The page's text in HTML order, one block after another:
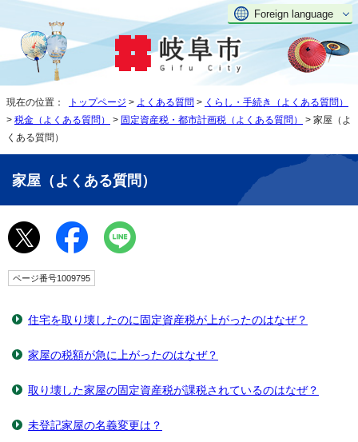
Foreign language
現在の位置： トップページ > よくある質問 > くらし・手続き（よくある質問）
> 税金（よくある質問） > 固定資産税・都市計画税（よくある質問）
> 家屋（よ
くある質問）
家屋（よくある質問）
ページ番号1009795
住宅を取り壊したのに固定資産税が上がったのはなぜ？
家屋の税額が急に上がったのはなぜ？
取り壊した家屋の固定資産税が課税されているのはなぜ？
未登記家屋の名義変更は？